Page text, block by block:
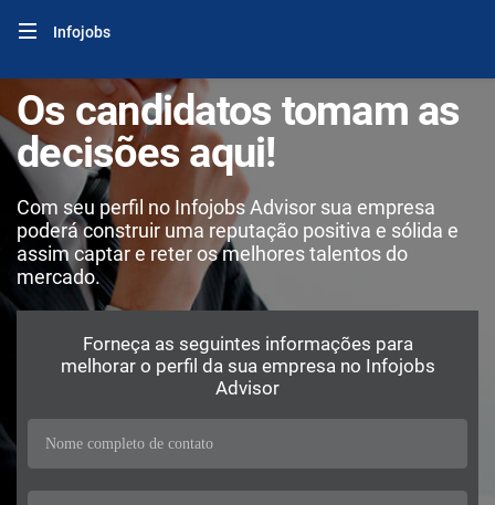
Infojobs
Os candidatos tomam as
decisões aqui!
Com seu perfil no Infojobs Advisor sua empresa
poderá construir uma reputação positiva e sólida e
assim captar e reter os melhores talentos do
mercado.
Forneça as seguintes informações para
melhorar o perfil da sua empresa no Infojobs
Advisor